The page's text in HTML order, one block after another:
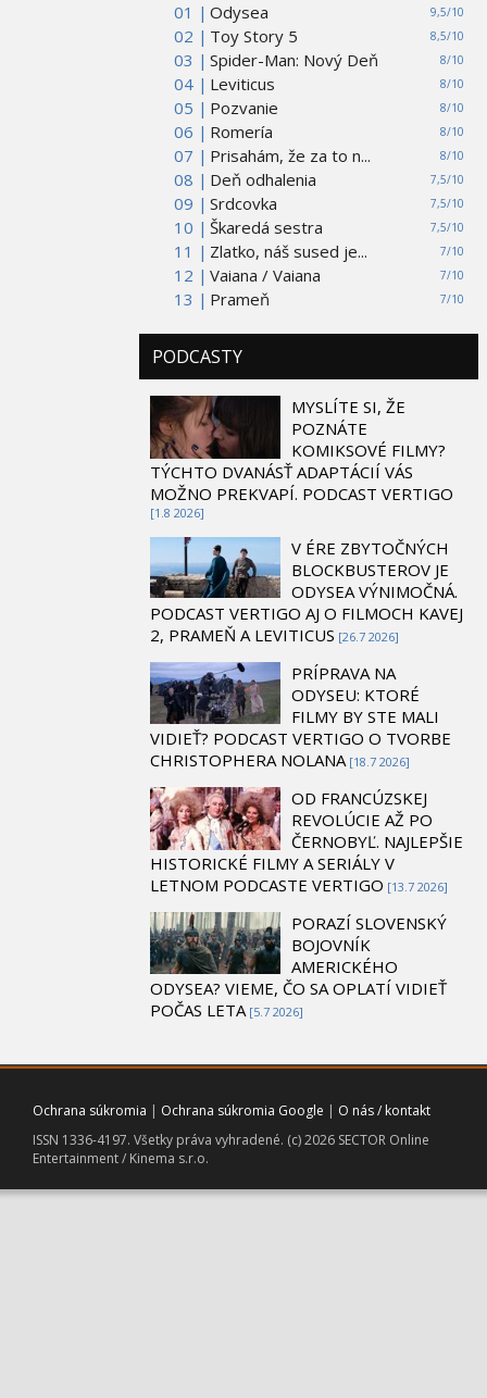
01 | 9,5/10
Odysea
02 |
8,5/10
Toy Story 5
03 |
8/10
Spider-Man: Nový Deň
04 |
8/10
Leviticus
05 |
8/10
Pozvanie
06 |
8/10
Romería
07 |
8/10
Prisahám, že za to n...
08 |
7,5/10
Deň odhalenia
09 |
7,5/10
Srdcovka
10 |
7,5/10
Škaredá sestra
11 |
7/10
Zlatko, náš sused je...
12 |
7/10
Vaiana / Vaiana
13 |
7/10
Prameň
PODCASTY
MYSLÍTE SI, ŽE
POZNÁTE
KOMIKSOVÉ FILMY?
TÝCHTO DVANÁSŤ ADAPTÁCIÍ VÁS
MOŽNO PREKVAPÍ. PODCAST VERTIGO
[1.8 2026]
V ÉRE ZBYTOČNÝCH
BLOCKBUSTEROV JE
ODYSEA VÝNIMOČNÁ.
PODCAST VERTIGO AJ O FILMOCH KAVEJ
2, PRAMEŇ A LEVITICUS [26.7 2026]
PRÍPRAVA NA
ODYSEU: KTORÉ
FILMY BY STE MALI
VIDIEŤ? PODCAST VERTIGO O TVORBE
CHRISTOPHERA NOLANA [18.7 2026]
OD FRANCÚZSKEJ
REVOLÚCIE AŽ PO
ČERNOBYĽ. NAJLEPŠIE
HISTORICKÉ FILMY A SERIÁLY V
LETNOM PODCASTE VERTIGO [13.7 2026]
PORAZÍ SLOVENSKÝ
BOJOVNÍK
AMERICKÉHO
ODYSEA? VIEME, ČO SA OPLATÍ VIDIEŤ
POČAS LETA [5.7 2026]
Ochrana súkromia | Ochrana súkromia Google | O nás / kontakt
ISSN 1336-4197. Všetky práva vyhradené. (c) 2026 SECTOR Online
Entertainment / Kinema s.r.o.